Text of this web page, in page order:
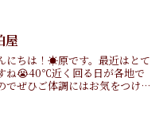
...
屋
にちは！☀️原です。最近はとて
ね😭40℃近く回る日が各地で
でぜひご体調にはお気をつけて